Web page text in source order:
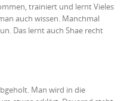
trainiert und lernt Vieles
auch wissen. Manchmal
Das lernt auch Shae recht
Man wird in die